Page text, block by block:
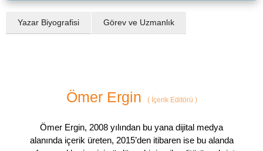
Yazar Biyografisi Görev ve Uzmanlık
Ömer Ergin (İçerik Editörü )
Ömer Ergin, 2008 yılından bu yana dijital medya
alanında içerik üreten, 2015’den itibaren ise bu alanda